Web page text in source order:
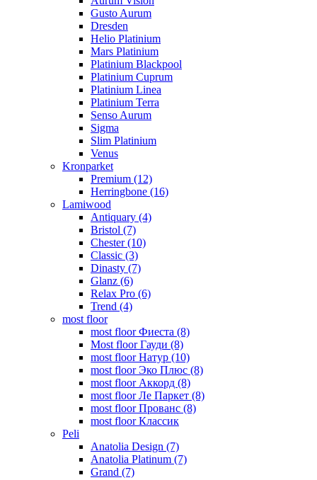
Gusto Aurum
Dresden
Helio Platinium
Mars Platinium
Platinium Blackpool
Platinium Cuprum
Platinium Linea
Platinium Terra
Senso Aurum
Sigma
Slim Platinium
Venus
Kronparket
Premium (12)
Herringbone (16)
Lamiwood
Antiquary (4)
Bristol (7)
Chester (10)
Classic (3)
Dinasty (7)
Glanz (6)
Relax Pro (6)
Trend (4)
most floor
most floor Фиеста (8)
Most floor Гауди (8)
most floor Натур (10)
most floor Эко Плюс (8)
most floor Аккорд (8)
most floor Ле Паркет (8)
most floor Прованс (8)
most floor Классик
Peli
Anatolia Design (7)
Anatolia Platinum (7)
Grand (7)